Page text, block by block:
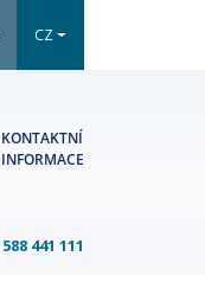
CZ
KONTAKTNÍ
INFORMACE
588 441 111